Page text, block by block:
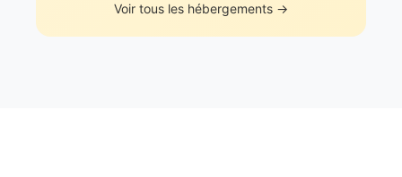
Voir tous les hébergements →